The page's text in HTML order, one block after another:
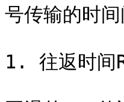
号传输的时间
1. 往返时间